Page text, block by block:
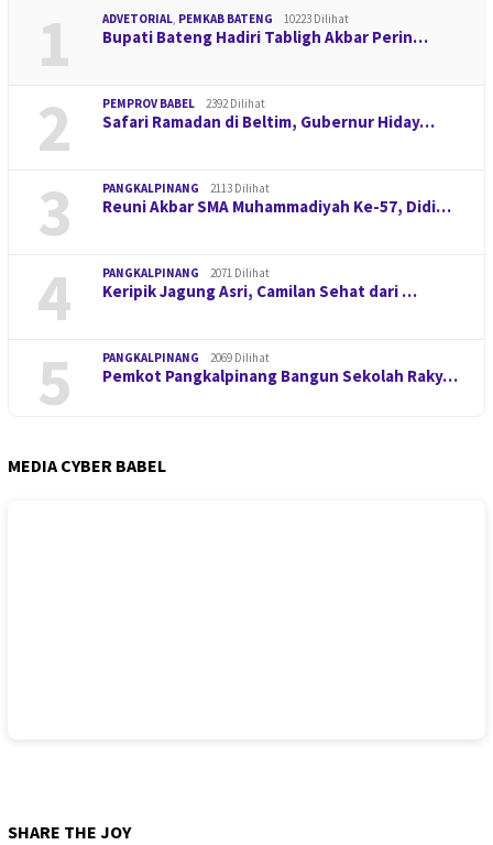
1 ADVETORIAL, PEMKAB BATENG 10223 Dilihat
Bupati Bateng Hadiri Tabligh Akbar Perin…
2 PEMPROV BABEL 2392 Dilihat
Safari Ramadan di Beltim, Gubernur Hiday…
3 PANGKALPINANG 2113 Dilihat
Reuni Akbar SMA Muhammadiyah Ke-57, Didi…
4 PANGKALPINANG 2071 Dilihat
Keripik Jagung Asri, Camilan Sehat dari …
5 PANGKALPINANG 2069 Dilihat
Pemkot Pangkalpinang Bangun Sekolah Raky…
MEDIA CYBER BABEL
SHARE THE JOY